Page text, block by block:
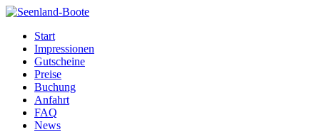
Start
Impressionen
Gutscheine
Preise
Buchung
Anfahrt
FAQ
News